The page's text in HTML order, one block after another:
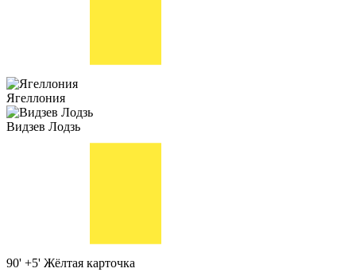
Ягеллония
Видзев Лодзь
90' +5' Жёлтая карточка